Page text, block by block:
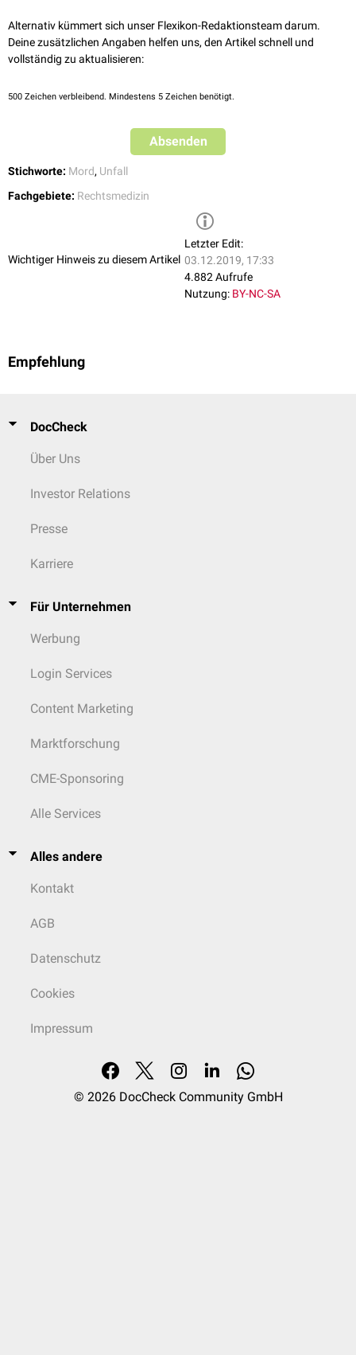
Alternativ kümmert sich unser Flexikon-Redaktionsteam darum.
Deine zusätzlichen Angaben helfen uns, den Artikel schnell und
vollständig zu aktualisieren:
500 Zeichen verbleibend. Mindestens 5 Zeichen benötigt.
Absenden
Stichworte: Mord, Unfall
Fachgebiete: Rechtsmedizin
Wichtiger Hinweis zu diesem Artikel
Letzter Edit:
03.12.2019, 17:33
4.882 Aufrufe
Nutzung: BY-NC-SA
Empfehlung
DocCheck
Über Uns
Investor Relations
Presse
Karriere
Für Unternehmen
Werbung
Login Services
Content Marketing
Marktforschung
CME-Sponsoring
Alle Services
Alles andere
Kontakt
AGB
Datenschutz
Cookies
Impressum
© 2026 DocCheck Community GmbH